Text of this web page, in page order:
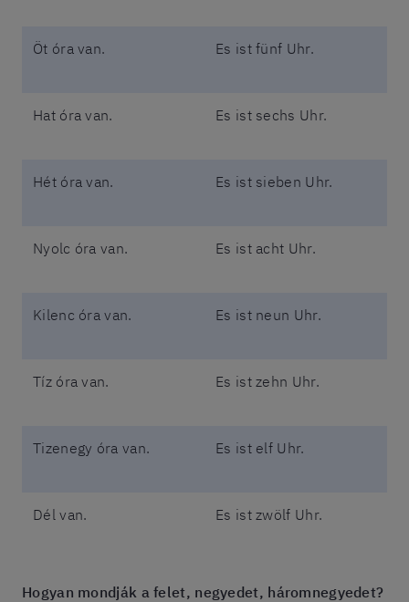
Öt óra van. Es ist fünf Uhr.
Hat óra van. Es ist sechs Uhr.
Hét óra van. Es ist sieben Uhr.
Nyolc óra van. Es ist acht Uhr.
Kilenc óra van. Es ist neun Uhr.
Tíz óra van. Es ist zehn Uhr.
Tizenegy óra van. Es ist elf Uhr.
Dél van. Es ist zwölf Uhr.
Hogyan mondják a felet, negyedet, háromnegyedet?